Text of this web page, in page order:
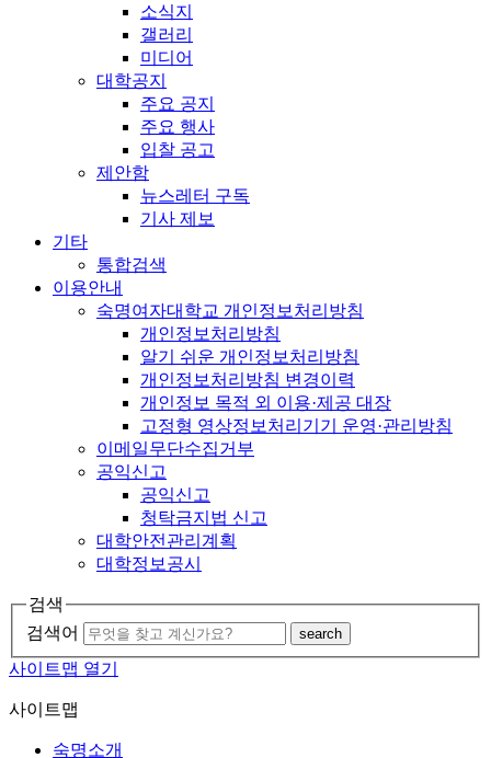
소식지
갤러리
미디어
대학공지
주요 공지
주요 행사
입찰 공고
제안함
뉴스레터 구독
기사 제보
기타
통합검색
이용안내
숙명여자대학교 개인정보처리방침
개인정보처리방침
알기 쉬운 개인정보처리방침
개인정보처리방침 변경이력
개인정보 목적 외 이용·제공 대장
고정형 영상정보처리기기 운영·관리방침
이메일무단수집거부
공익신고
공익신고
청탁금지법 신고
대학안전관리계획
대학정보공시
검색
검색어
search
사이트맵 열기
사이트맵
숙명소개